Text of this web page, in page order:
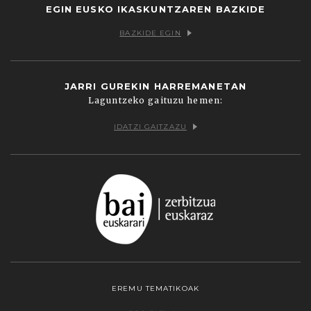
EGIN EUSKO IKASKUNTZAREN BAZKIDE
BAZKIDE EGIN
JARRI GUREKIN HARREMANETAN
Laguntzeko gaituzu hemen:
IDATZI GAITZAZU
EREMU TEMATIKOAK